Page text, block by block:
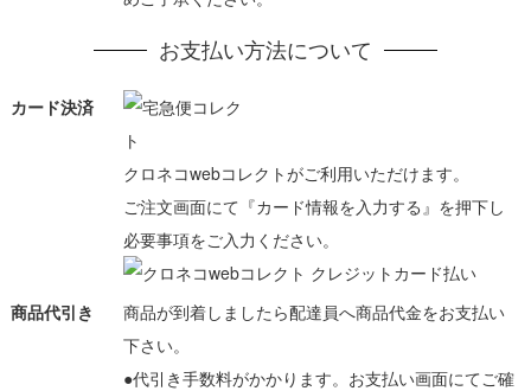
お支払い方法について
カード決済
クロネコwebコレクトがご利用いただけます。
ご注文画面にて『カード情報を入力する』を押下し
必要事項をご入力ください。
商品代引き
商品が到着しましたら配達員へ商品代金をお支払い
下さい。
●代引き手数料がかかります。お支払い画面にてご確